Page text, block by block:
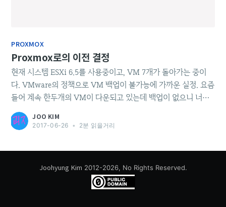
PROXMOX
Proxmox로의 이전 결정
현재 시스템 ESXi 6.5를 사용중이고, VM 7개가 돌아가는 중이
다. VMware의 정책으로 VM 백업이 불가능에 가까운 실정. 요즘
들어 계속 한두개의 VM이 다운되고 있는데 백업이 없으니 너무
힘들다. 어차피 언젠가 옮기려고 생각하고 있었는데 시간이 지나
더 복잡한 설정이 들어가기 전에 바꾸는게 차라리 나을꺼라는 생
JOO KIM
2017-06-26 • 2분 읽을거리
Joohyung Kim 2012-2026, No Rights Reserved.